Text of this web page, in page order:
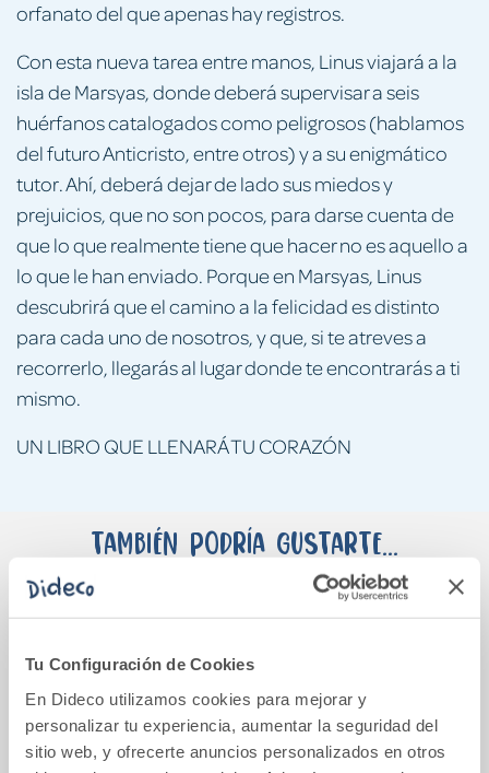
Tu Configuración de Cookies
En Dideco utilizamos cookies para mejorar y
personalizar tu experiencia, aumentar la seguridad del
sitio web, y ofrecerte anuncios personalizados en otros
orfanato del que apenas hay registros.
Con esta nueva tarea entre manos, Linus viajará a la
isla de Marsyas, donde deberá supervisar a seis
huérfanos catalogados como peligrosos (hablamos
del futuro Anticristo, entre otros) y a su enigmático
tutor. Ahí, deberá dejar de lado sus miedos y
prejuicios, que no son pocos, para darse cuenta de
que lo que realmente tiene que hacer no es aquello a
lo que le han enviado. Porque en Marsyas, Linus
descubrirá que el camino a la felicidad es distinto
para cada uno de nosotros, y que, si te atreves a
recorrerlo, llegarás al lugar donde te encontrarás a ti
mismo.
UN LIBRO QUE LLENARÁ TU CORAZÓN
También podría gustarte...